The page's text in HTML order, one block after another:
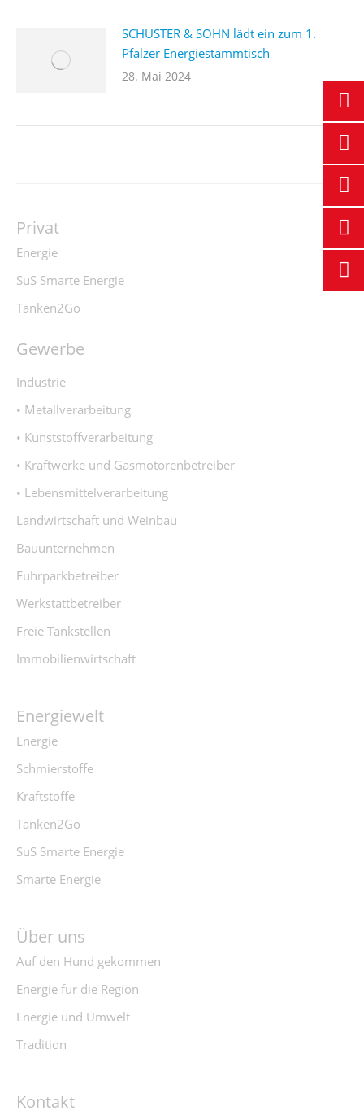
SCHUSTER & SOHN lädt ein zum 1.
Pfälzer Energiestammtisch
28. Mai 2024
Privat
Energie
SuS Smarte Energie
Tanken2Go
Gewerbe
Industrie
• Metallverarbeitung
• Kunststoffverarbeitung
• Kraftwerke und Gasmotorenbetreiber
• Lebensmittelverarbeitung
Landwirtschaft und Weinbau
Bauunternehmen
Fuhrparkbetreiber
Werkstattbetreiber
Freie Tankstellen
Immobilienwirtschaft
Energiewelt
Energie
Schmierstoffe
Kraftstoffe
Tanken2Go
SuS Smarte Energie
Smarte Energie
Über uns
Auf den Hund gekommen
Energie für die Region
Energie und Umwelt
Tradition
Kontakt